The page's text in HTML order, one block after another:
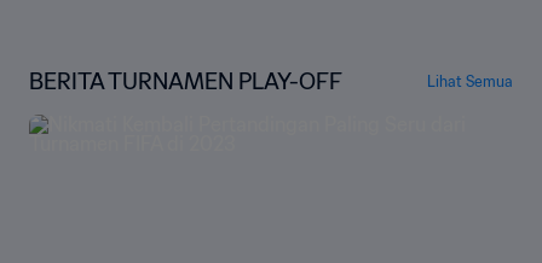
BERITA TURNAMEN PLAY-OFF Lihat Semua